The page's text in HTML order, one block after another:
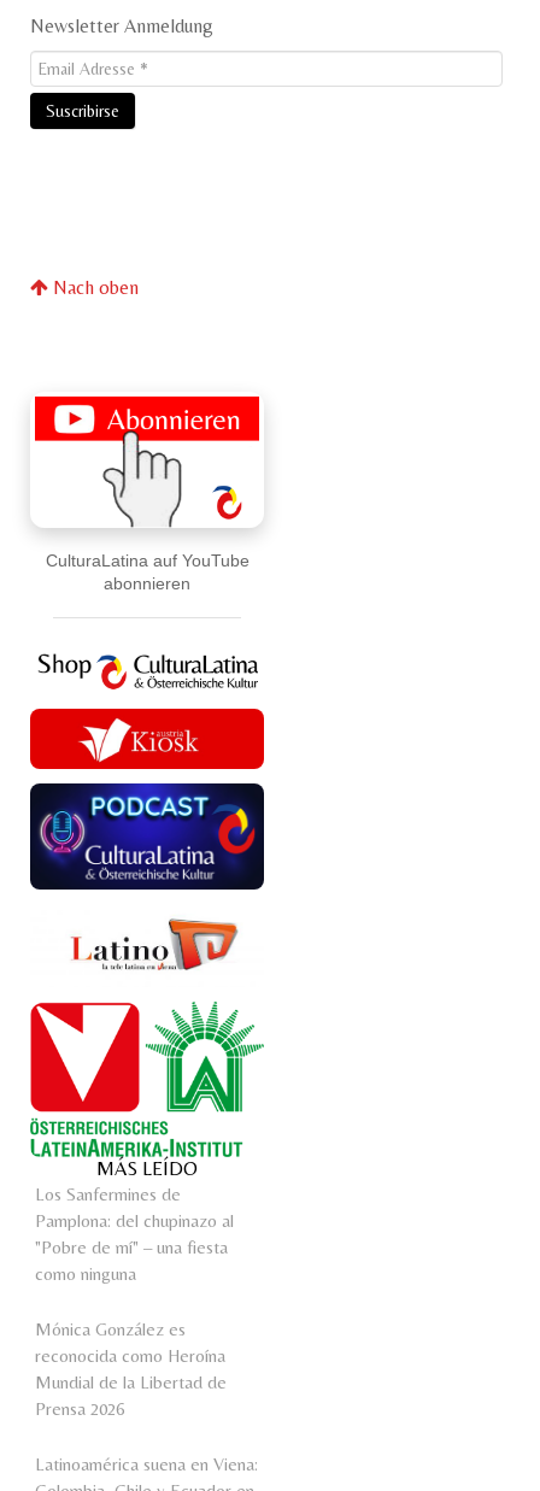
CulturaLatina auf YouTube
abonnieren
MÁS LEÍDO
Los Sanfermines de
Pamplona: del chupinazo al
"Pobre de mí" – una fiesta
como ninguna
Mónica González es
reconocida como Heroína
Mundial de la Libertad de
Prensa 2026
Latinoamérica suena en Viena:
Newsletter Anmeldung
Nach oben